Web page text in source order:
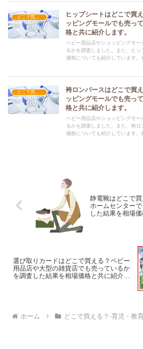
ヒップシートはどこで買
ッピングモールでも売っ
格と共に紹介します。
ベビー用品店やショッピングモ
るかを調査しました。また、ヒ
価格についても紹介しています
どこで買える？-育児・教育
袴ロンパースはどこで買
ッピングモールでも売っ
格と共に紹介します。
ベビー用品店やショッピングモ
るかを調査しました。また、袴
価格についても紹介しています
静電靴はどこで
ホームセンター
した結果を相場
選び取りカードはどこで買える？ベビー
用品店や大型の雑貨店でも売っているか
を調査した結果を相場価格と共に紹介し
ホーム どこで買える？-育児・教